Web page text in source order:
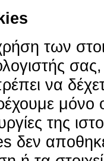
των
να
μόνο
της
δεν